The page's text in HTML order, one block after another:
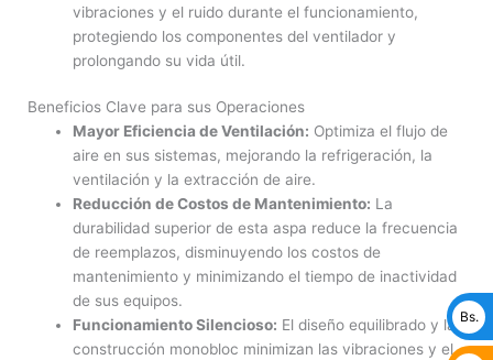
vibraciones y el ruido durante el funcionamiento,
protegiendo los componentes del ventilador y
prolongando su vida útil.
Beneficios Clave para sus Operaciones
Mayor Eficiencia de Ventilación: Optimiza el flujo de
aire en sus sistemas, mejorando la refrigeración, la
ventilación y la extracción de aire.
Reducción de Costos de Mantenimiento: La
durabilidad superior de esta aspa reduce la frecuencia
de reemplazos, disminuyendo los costos de
mantenimiento y minimizando el tiempo de inactividad
de sus equipos.
Funcionamiento Silencioso: El diseño equilibrado y la
construcción monobloc minimizan las vibraciones y el
Bs.